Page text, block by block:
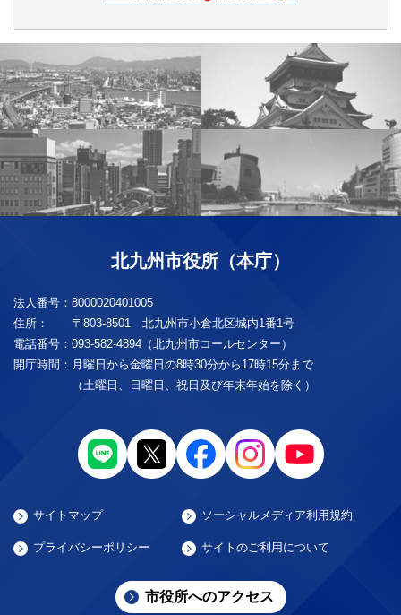
北九州市役所（本庁）
法人番号： 8000020401005
住所：
〒803-8501 北九州市小倉北区城内1番1号
電話番号： 093-582-4894（北九州市コールセンター）
開庁時間： 月曜日から金曜日の8時30分から17時15分まで
（土曜日、日曜日、祝日及び年末年始を除く）
サイトマップ ソーシャルメディア利用規約
プライバシーポリシー サイトのご利用について
市役所へのアクセス